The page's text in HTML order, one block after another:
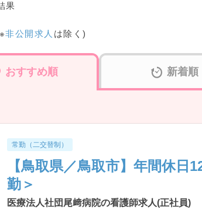
果
非公開求人 は除く)
おすすめ順 新着順
常勤（二交替制）
【鳥取県／鳥取市】年間休
勤＞
医療法人社団尾﨑病院の看護師求人(正社員)